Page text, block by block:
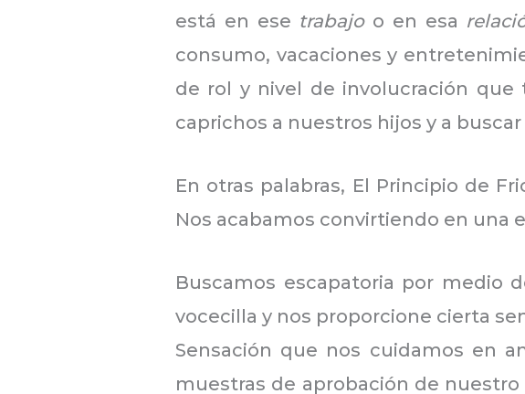
está en ese trabajoo en esa
consumo, vacaciones y
de rol y nivel de involucración que
caprichos a nuestros hijos y a
En otras palabras, El Principio de
Nos acabamos convirtiendo en una
Buscamos escapatoria por medio
vocecilla y nos proporcione cierta
Sensación que nos cuidamos en
muestras de aprobación de